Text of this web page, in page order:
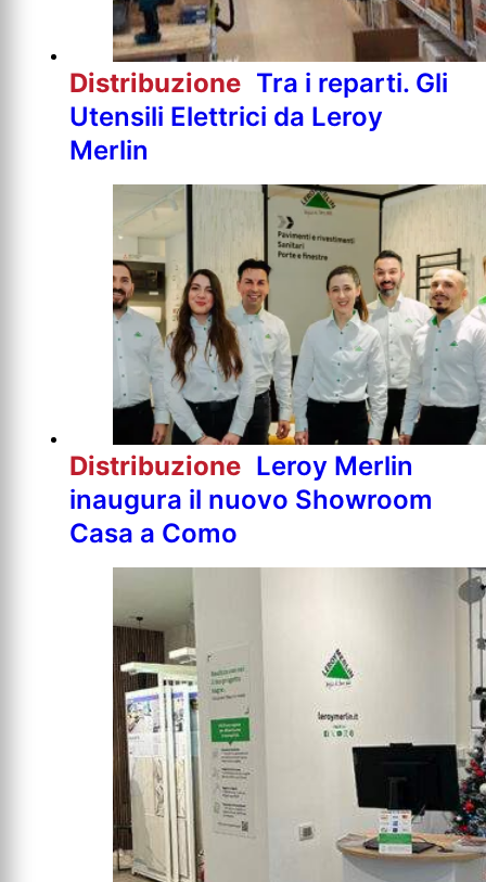
Distribuzione Tra i reparti. Gli
Utensili Elettrici da Leroy
Merlin
Distribuzione Leroy Merlin
inaugura il nuovo Showroom
Casa a Como